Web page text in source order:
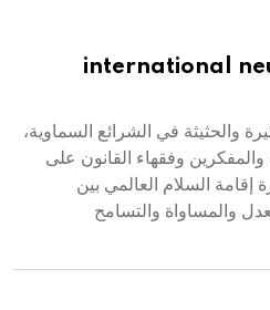
international
والحثيثة في الشرائع السماوية،
والمفكرين وفقهاء القانون على
إقامة السلام العالمي بين
والمساواة والتسامح